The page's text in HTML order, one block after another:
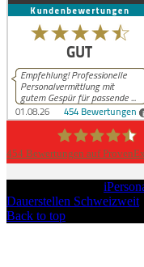
454 Bewertungen auf
Dauerstellen Schweizweit
Back to top